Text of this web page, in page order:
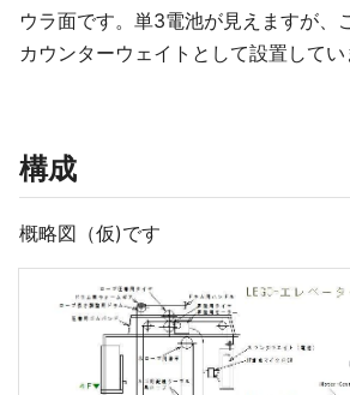
ウラ面です。単3電池が見えますが、
カウンターウェイトとして設置してい
構成
概略図（仮)です